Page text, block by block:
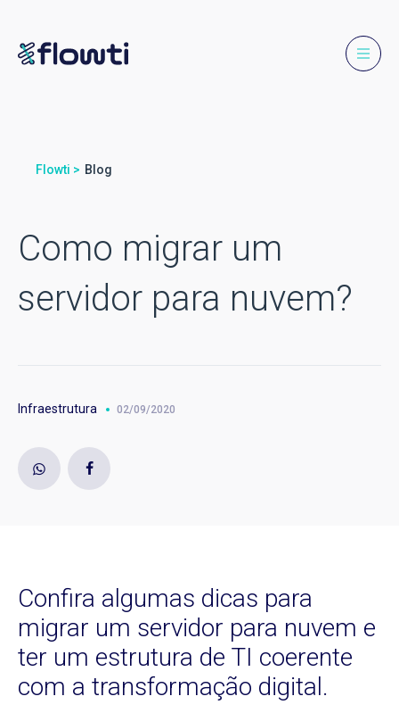
Flowti > Blog
Como migrar um
servidor para nuvem?
Infraestrutura 02/09/2020
Confira algumas dicas para
migrar um servidor para nuvem e
ter um estrutura de TI coerente
com a transformação digital.